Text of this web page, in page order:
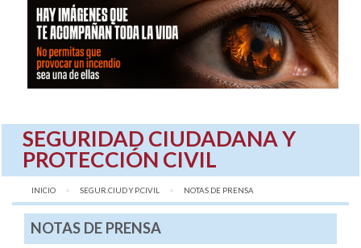
SEGURIDAD CIUDADANA Y
PROTECCIÓN CIVIL
INICIO SEGUR.CIUD Y P.CIVIL AQUÍ:
NOTAS DE PRENSA
NOTAS DE PRENSA